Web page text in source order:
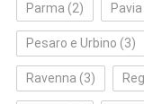
Parma (2) Pavia
Pesaro e Urbino (3)
Ravenna (3)